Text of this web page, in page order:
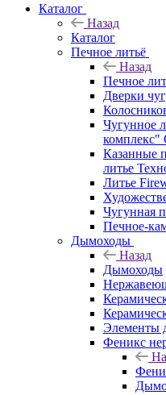
Каталог
Назад
Каталог
Печное литьё
Назад
Печное
Дверки
Чугунное
комплекс"
Казанные
литье
Литье
Чугунная
Печное-
Дымоходы
Назад
Дымоходы
Элементы
Феникс